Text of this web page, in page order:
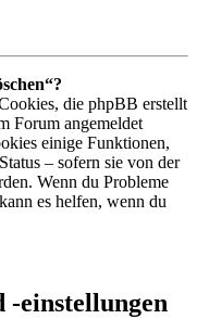
die phpBB erstellt
Forum angemeldet
einige Funktionen,
– sofern sie von der
Wenn du Probleme
es helfen, wenn du
-einstellungen